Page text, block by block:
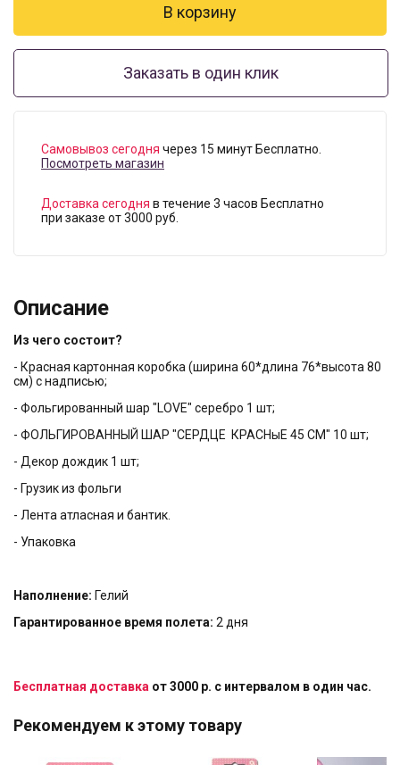
Заказать в один клик
Самовывоз сегодня через 15 минут Бесплатно.
Посмотреть магазин
Доставка сегодня в течение 3 часов Бесплатно
при заказе от 3000 руб.
Описание
Из чего состоит?
- Красная картонная коробка (ширина 60*длина 76*высота 80
см) с надписью;
- Фольгированный шар "LOVE" серебро 1 шт;
- ФОЛЬГИРОВАННЫЙ ШАР "СЕРДЦЕ КРАСНыЕ 45 СМ" 10 шт;
- Декор дождик 1 шт;
- Грузик из фольги
- Лента атласная и бантик.
- Упаковка
Наполнение: Гелий
Гарантированное время полета: 2 дня
Бесплатная доставка от 3000 р. с интервалом в один час.
Рекомендуем к этому товару